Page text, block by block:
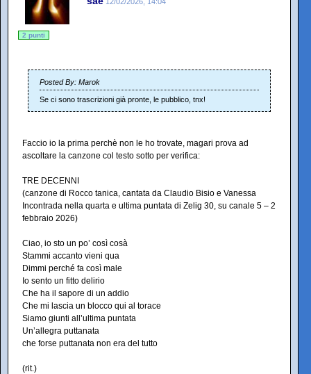
2 punti
Posted By: Marok
Se ci sono trascrizioni già pronte, le pubblico, tnx!
Faccio io la prima perchè non le ho trovate, magari prova ad
ascoltare la canzone col testo sotto per verifica:
TRE DECENNI
(canzone di Rocco tanica, cantata da Claudio Bisio e Vanessa
Incontrada nella quarta e ultima puntata di Zelig 30, su canale 5 – 2
febbraio 2026)
Ciao, io sto un po’ così cosà
Stammi accanto vieni qua
Dimmi perché fa così male
Io sento un fitto delirio
Che ha il sapore di un addio
Che mi lascia un blocco qui al torace
Siamo giunti all’ultima puntata
Un’allegra puttanata
che forse puttanata non era del tutto
(rit.)